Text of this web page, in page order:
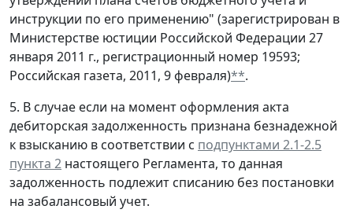
инструкции по его применению" (зарегистрирован в
Министерстве юстиции Российской Федерации 27
января 2011 г., регистрационный номер 19593;
Российская газета, 2011, 9 февраля)**.
5. В случае если на момент оформления акта
дебиторская задолженность признана безнадежной
к взысканию в соответствии с подпунктами 2.1-2.5
пункта 2 настоящего Регламента, то данная
задолженность подлежит списанию без постановки
на забалансовый учет.